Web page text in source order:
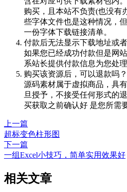
购买，且本站不负责(也没有
些字体文件也是这种情况，
一份字体下载链接清单。
付款后无法显示下载地址或
如果您已经成功付款但是网
系站长提供付款信息为您处理
购买该资源后，可以退款吗？
源码素材属于虚拟商品，具
旦授予，不接受任何形式的
买获取之前确认好 是您所需
上一篇
超标变色柱形图
下一篇
一组Excel小技巧，简单实用效果好
相关文章